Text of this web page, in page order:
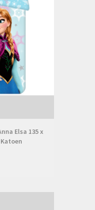
Elsa 135 x
Katoen